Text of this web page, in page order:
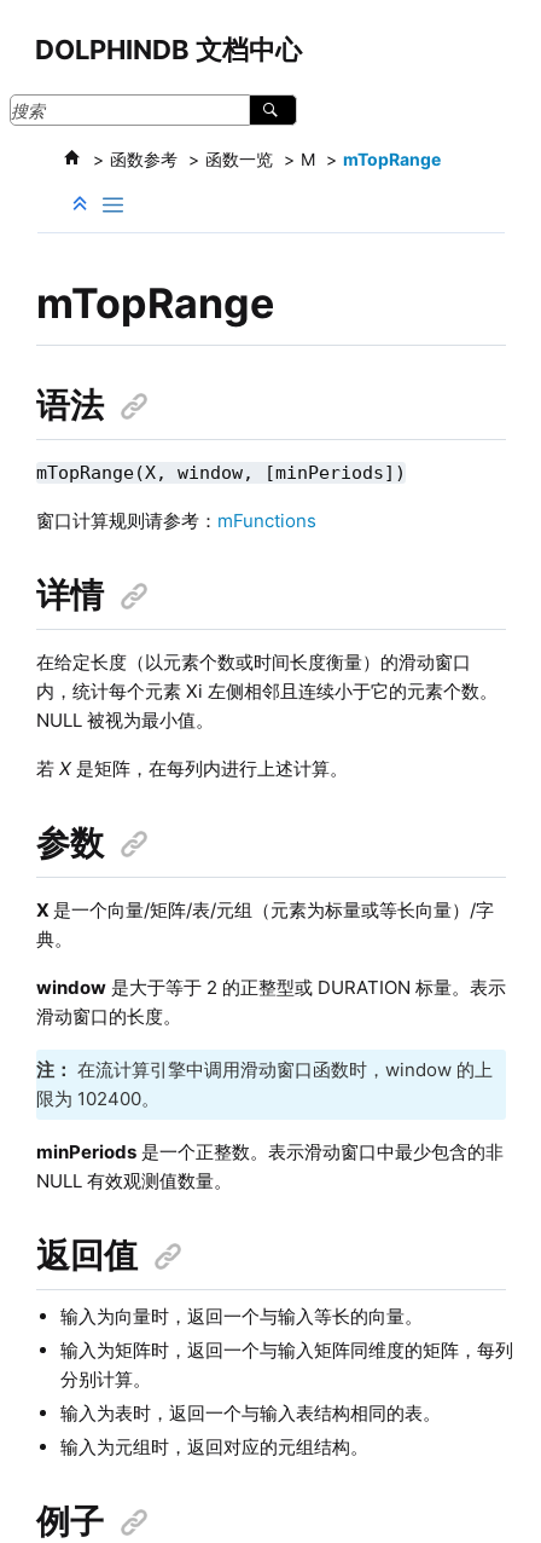
DOLPHINDB 文档中心
函数参考 函数一览 M mTopRange
mTopRange
语法
mTopRange(X, window, [minPeriods])
窗口计算规则请参考： mFunctions
详情
在给定长度（以元素个数或时间长度衡量）的滑动窗口
内，统计每个元素 Xi 左侧相邻且连续小于它的元素个数。
NULL 被视为最小值。
若 X是矩阵，在每列内进行上述计算。
参数
X 是一个向量/矩阵/表/元组（元素为标量或等长向量）/字
典。
window是大于等于 2 的正整型或 DURATION 标量。表示
滑动窗口的长度。
注： 在流计算引擎中调用滑动窗口函数时，window 的上
限为 102400。
minPeriods是一个正整数。表示滑动窗口中最少包含的非
NULL 有效观测值数量。
返回值
输入为向量时，返回一个与输入等长的向量。
输入为矩阵时，返回一个与输入矩阵同维度的矩阵，每列
分别计算。
输入为表时，返回一个与输入表结构相同的表。
输入为元组时，返回对应的元组结构。
例子